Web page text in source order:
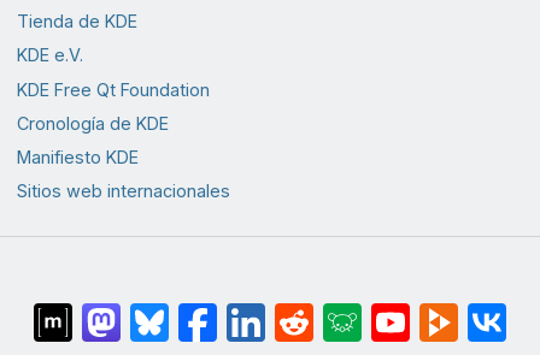
Tienda de KDE
KDE e.V.
KDE Free Qt Foundation
Cronología de KDE
Manifiesto KDE
Sitios web internacionales